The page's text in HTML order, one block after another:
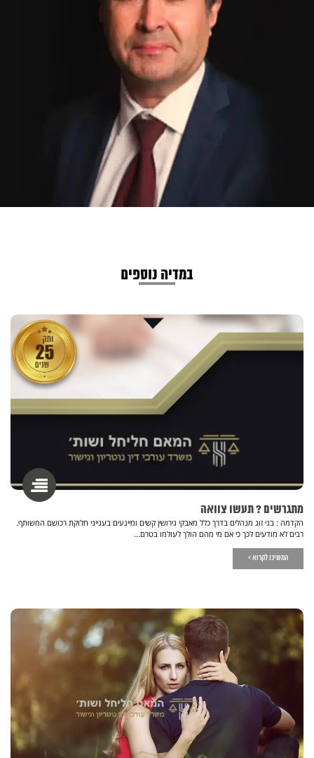
במדיה נוספים
מתגרשים ? תעשו צוואה
הקדמה : בני זוג מנהלים בדרך כלל מאבקי גירושין קשים ומייגעים בענייני חלוקת רכושם המשותף.
רבים לא מודעים לכך כי אם מי מהם הולך לעולמו בטרם...
המשיכו לקרוא >